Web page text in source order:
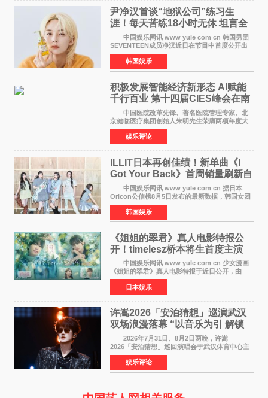
尹净汉首谈“地狱公司”练习生
涯！每天苦练18小时无休 坦言全
靠成员撑过来
中国娱乐网讯 www yule com cn 韩国男团
SEVENTEEN成员净汉近日在节目中首度公开出
道前的残酷练习生经历，并提及经纪公司Pledis
娱乐，引发广泛关注。 在8月2日播出的日本
TBS综艺节目《周
韩国娱乐
积极发展智能经济新形态 Al赋能
千行百业 第十四届CIES峰会在南
京盛大召开
中国医院改革先锋、著名医院管理专家、北
京健临医疗集团创始人朱明先生荣膺两项年度大
奖 2026年7月31日，盛夏金陵，长江之畔，
以重落地·真务实·强链接为主题的2026&lsquo;人
工智能+&rsquo
娱乐评论
ILLIT日本再创佳绩！新单曲《I
Got Your Back》首周销量刷新自
身纪录
中国娱乐网讯 www yule com cn 据日本
Oricon公信榜8月5日发布的最新数据，韩国女团
ILLIT在日本发行的第二张单曲《I Got Your
Back》首周销量达到71,009张，成功跻身最新一
期周单曲排行
韩国娱乐
《姐姐的翠君》真人电影特报公
开！timelesz桥本将生首度主演
12月4日上映
中国娱乐网讯 www yule com cn 少女漫画
《姐姐的翠君》真人电影特报于近日公开，由
timelesz成员桥本将生担任主演，这也是他首次
担任电影主演，引发高度关注。 女高中生咲
苗翠（中岛瑠菜
日本娱乐
许嵩2026「安泊猜想」巡演武汉
双场浪漫落幕 “以音乐为引 解锁
江城记忆”
2026年7月31日、8月2日两晚，许嵩
2026「安泊猜想」巡回演唱会于武汉体育中心主
体育场盛大开唱。许嵩与数万歌迷在此相聚，从
浪漫惬意的舞台设计到充满诚意与惊喜的现场互
动，共同开启了一场关于
娱乐评论